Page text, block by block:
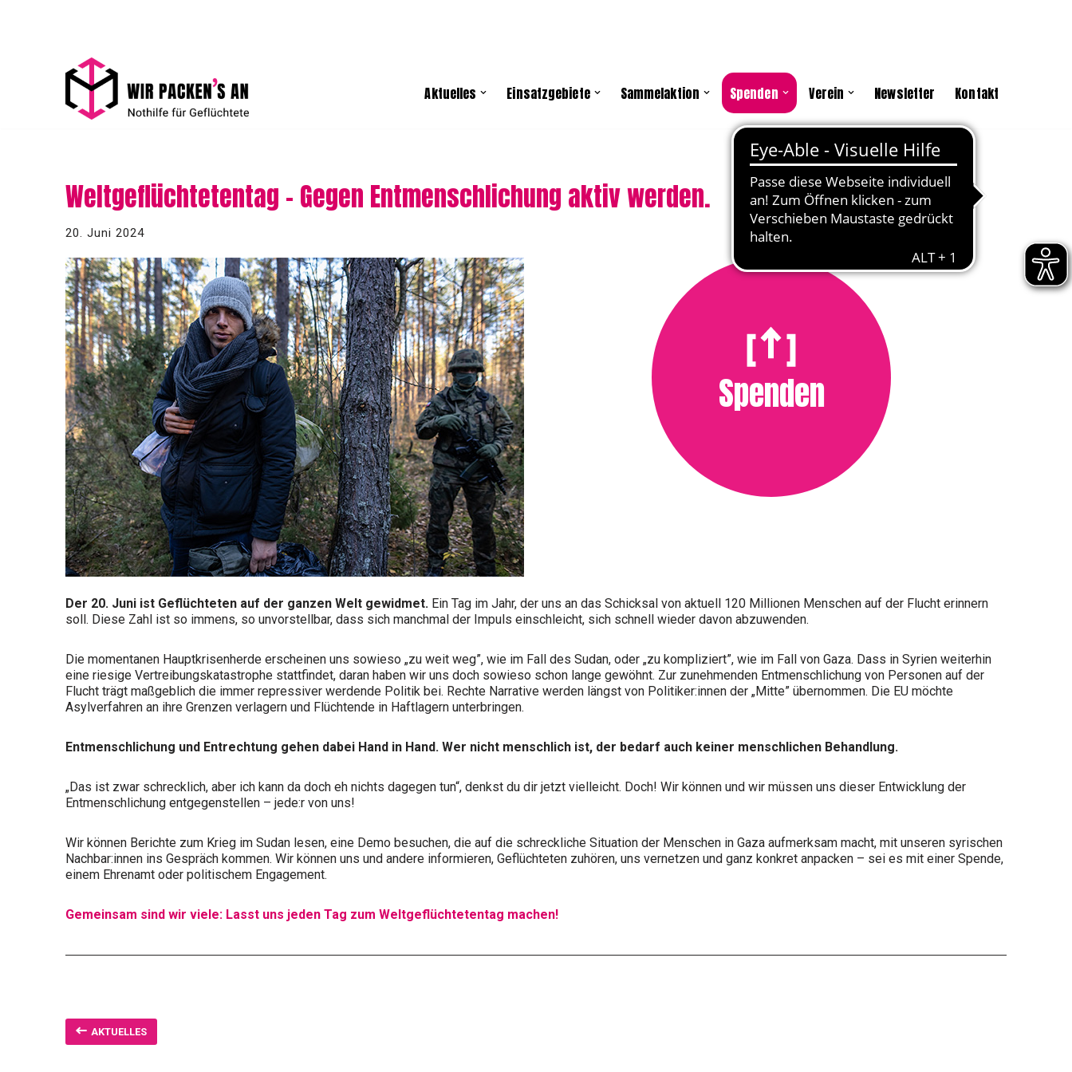
Aktuelles Einsatzgebiete Sammelaktion Spenden Verein Newsletter Kontakt
Weltgeflüchtetentag – Gegen Entmenschlichung aktiv werden.
20. Juni 2024
Spenden
Der 20. Juni ist Geflüchteten auf der ganzen Welt gewidmet. Ein Tag im Jahr, der uns an das Schicksal von aktuell 120 Millionen Menschen auf der Flucht erinnern
soll. Diese Zahl ist so immens, so unvorstellbar, dass sich manchmal der Impuls einschleicht, sich schnell wieder davon abzuwenden.
Die momentanen Hauptkrisenherde erscheinen uns sowieso „zu weit weg”, wie im Fall des Sudan, oder „zu kompliziert”, wie im Fall von Gaza. Dass in Syrien weiterhin
eine riesige Vertreibungskatastrophe stattfindet, daran haben wir uns doch sowieso schon lange gewöhnt. Zur zunehmenden Entmenschlichung von Personen auf der
Flucht trägt maßgeblich die immer repressiver werdende Politik bei. Rechte Narrative werden längst von Politiker:innen der „Mitte” übernommen. Die EU möchte
Asylverfahren an ihre Grenzen verlagern und Flüchtende in Haftlagern unterbringen.
Entmenschlichung und Entrechtung gehen dabei Hand in Hand. Wer nicht menschlich ist, der bedarf auch keiner menschlichen Behandlung.
„Das ist zwar schrecklich, aber ich kann da doch eh nichts dagegen tun“, denkst du dir jetzt vielleicht. Doch! Wir können und wir müssen uns dieser Entwicklung der
Entmenschlichung entgegenstellen – jede:r von uns!
Wir können Berichte zum Krieg im Sudan lesen, eine Demo besuchen, die auf die schreckliche Situation der Menschen in Gaza aufmerksam macht, mit unseren syrischen
Nachbar:innen ins Gespräch kommen. Wir können uns und andere informieren, Geflüchteten zuhören, uns vernetzen und ganz konkret anpacken – sei es mit einer Spende,
einem Ehrenamt oder politischem Engagement.
Gemeinsam sind wir viele: Lasst uns jeden Tag zum Weltgeflüchtetentag machen!
AKTUELLES